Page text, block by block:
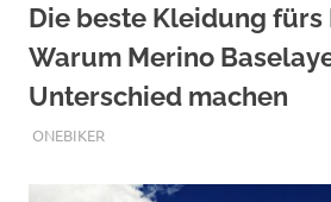
Die beste Kleidung fürs
Warum Merino
Unterschied machen
JULI 27, 2026
ONEBIKER